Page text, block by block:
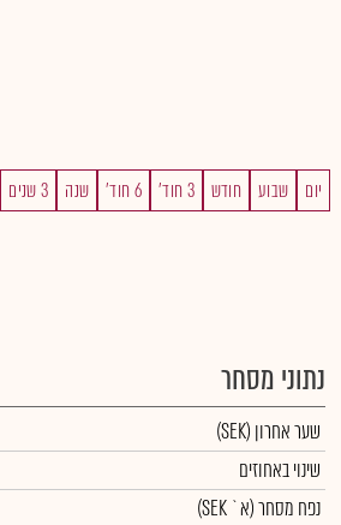
יום שבוע חודש 3 חוד' 6 חוד' שנה 3 שנים
נתוני מסחר
שער אחרון (SEK)
שינוי באחוזים
נפח מסחר(א` SEK)